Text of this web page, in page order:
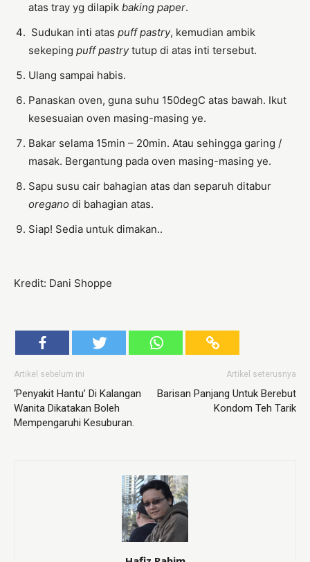
atas tray yg dilapik baking paper.
Sudukan inti atas puff pastry, kemudian ambik
sekeping puff pastrytutup di atas inti tersebut.
Ulang sampai habis.
Panaskan oven, guna suhu 150degC atas bawah. Ikut
kesesuaian oven masing-masing ye.
Bakar selama 15min – 20min. Atau sehingga garing /
masak. Bergantung pada oven masing-masing ye.
Sapu susu cair bahagian atas dan separuh ditabur
oregano di bahagian atas.
Siap! Sedia untuk dimakan..
Kredit: Dani Shoppe
Artikel sebelum ini
‘Penyakit Hantu’ Di Kalangan
Wanita Dikatakan Boleh
Mempengaruhi Kesuburan.
Artikel seterusnya
Barisan Panjang Untuk Berebut
Kondom Teh Tarik